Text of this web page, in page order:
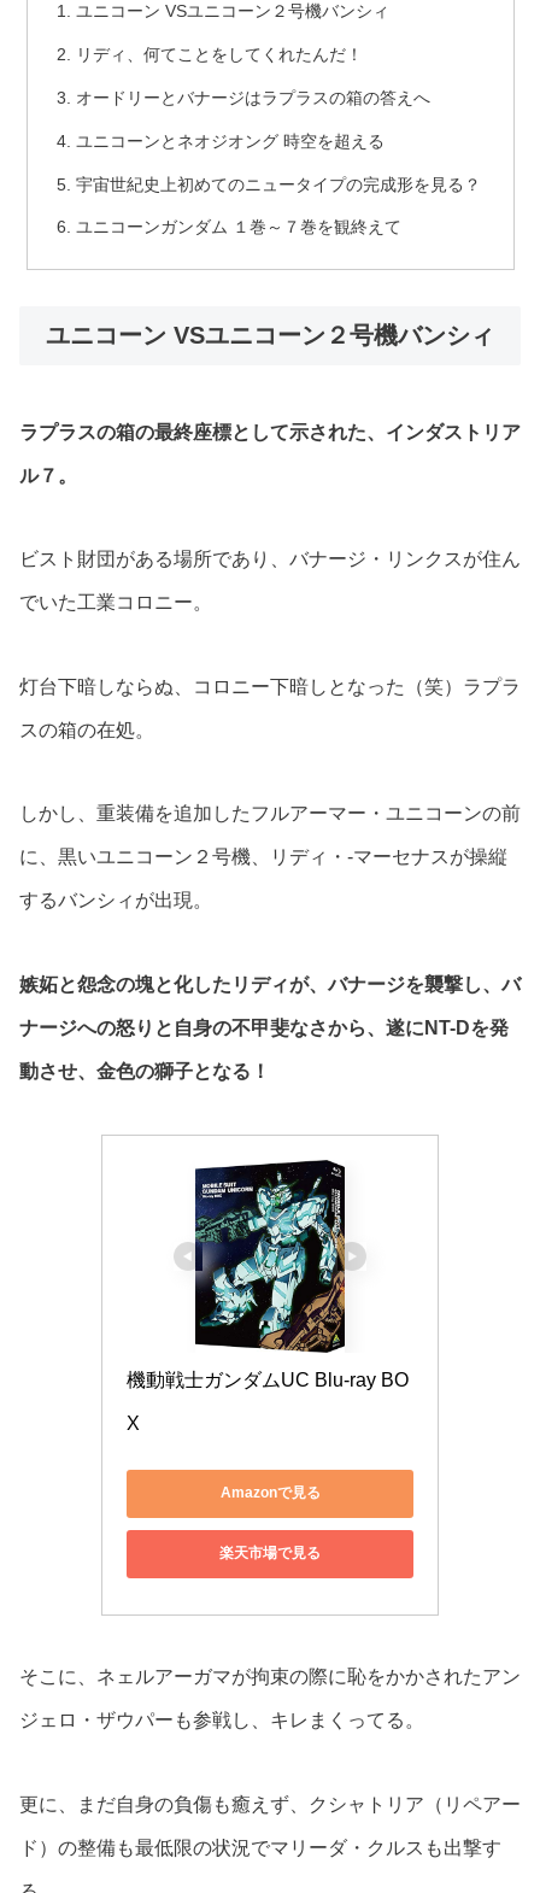
ユニコーン VSユニコーン２号機バンシィ
リディ、何てことをしてくれたんだ！
オードリーとバナージはラプラスの箱の答えへ
ユニコーンとネオジオング 時空を超える
宇宙世紀史上初めてのニュータイプの完成形を見る？
ユニコーンガンダム １巻～７巻を観終えて
ユニコーン VSユニコーン２号機バンシィ
ラプラスの箱の最終座標として示された、インダストリア
ル７。
ビスト財団がある場所であり、バナージ・リンクスが住ん
でいた工業コロニー。
灯台下暗しならぬ、コロニー下暗しとなった（笑）ラプラ
スの箱の在処。
しかし、重装備を追加したフルアーマー・ユニコーンの前
に、黒いユニコーン２号機、リディ・-マーセナスが操縦
するバンシィが出現。
嫉妬と怨念の塊と化したリディが、バナージを襲撃し、バ
ナージへの怒りと自身の不甲斐なさから、遂にNT-Dを発
動させ、金色の獅子となる！
機動戦士ガンダムUC Blu-ray BO
X
Amazonで見る
楽天市場で見る
そこに、ネェルアーガマが拘束の際に恥をかかされたアン
ジェロ・ザウパーも参戦し、キレまくってる。
更に、まだ自身の負傷も癒えず、クシャトリア（リペアー
ド）の整備も最低限の状況でマリーダ・クルスも出撃す